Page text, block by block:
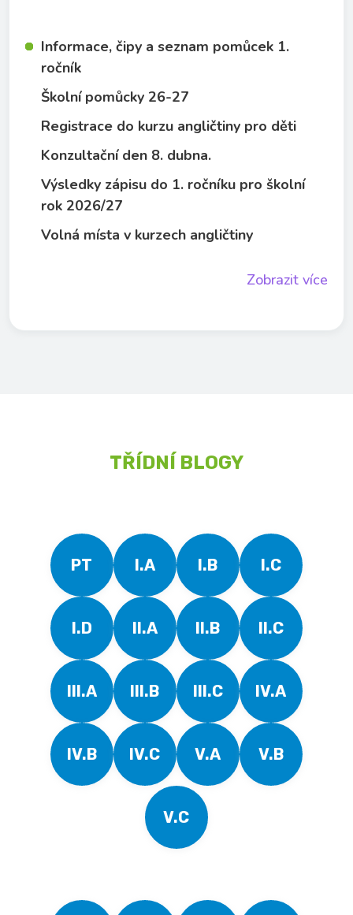
Informace, čipy a seznam pomůcek 1.
ročník
Školní pomůcky 26-27
Registrace do kurzu angličtiny pro děti
Konzultační den 8. dubna.
Výsledky zápisu do 1. ročníku pro školní
rok 2026/27
Volná místa v kurzech angličtiny
Zobrazit více
TŘÍDNÍ BLOGY
PT I.A I.B I.C
I.D II.A II.B II.C
III.A III.B III.C IV.A
IV.B IV.C V.A V.B
V.C